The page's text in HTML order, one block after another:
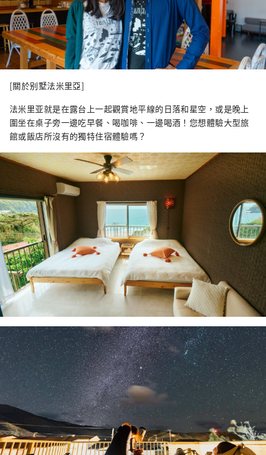
[關於别墅法米里亞]
法米里亚就是在露台上一起觀賞地平線的日落和星空，或是晚上
圍坐在桌子旁一邊吃早餐、喝咖啡、一邊喝酒！您想體驗大型旅
館或飯店所沒有的獨特住宿體驗嗎？